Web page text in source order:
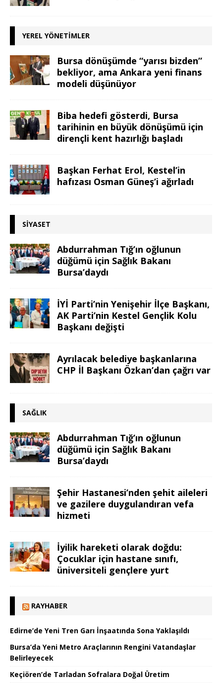
YEREL YÖNETIMLER
Bursa dönüşümde “yarısı bizden”
bekliyor, ama Ankara yeni finans
modeli düşünüyor
Biba hedefi gösterdi, Bursa
tarihinin en büyük dönüşümü için
dirençli kent hazırlığı başladı
Başkan Ferhat Erol, Kestel’in
hafızası Osman Güneş’i ağırladı
SIYASET
Abdurrahman Tığ’ın oğlunun
düğümü için Sağlık Bakanı
Bursa’daydı
İYİ Parti’nin Yenişehir İlçe Başkanı,
AK Parti’nin Kestel Gençlik Kolu
Başkanı değişti
Ayrılacak belediye başkanlarına
CHP İl Başkanı Özkan’dan çağrı var
SAĞLIK
Abdurrahman Tığ’ın oğlunun
düğümü için Sağlık Bakanı
Bursa’daydı
Şehir Hastanesi’nden şehit aileleri
ve gazilere duygulandıran vefa
hizmeti
İyilik hareketi olarak doğdu:
Çocuklar için hastane sınıfı,
üniversiteli gençlere yurt
RAYHABER
Edirne’de Yeni Tren Garı İnşaatında Sona Yaklaşıldı
Bursa’da Yeni Metro Araçlarının Rengini Vatandaşlar
Belirleyecek
Keçiören’de Tarladan Sofralara Doğal Üretim